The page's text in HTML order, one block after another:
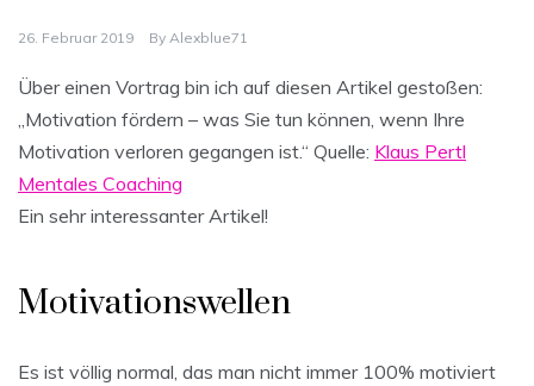
26. Februar 2019 By Alexblue71
Über einen Vortrag bin ich auf diesen Artikel gestoßen:
„Motivation fördern – was Sie tun können, wenn Ihre
Motivation verloren gegangen ist.“ Quelle: Klaus Pertl
Mentales Coaching
Ein sehr interessanter Artikel!
Motivationswellen
Es ist völlig normal, das man nicht immer 100% motiviert